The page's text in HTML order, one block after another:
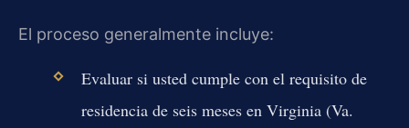
El proceso generalmente incluye:
Evaluar si usted cumple con el requisito de
residencia de seis meses en Virginia (Va.